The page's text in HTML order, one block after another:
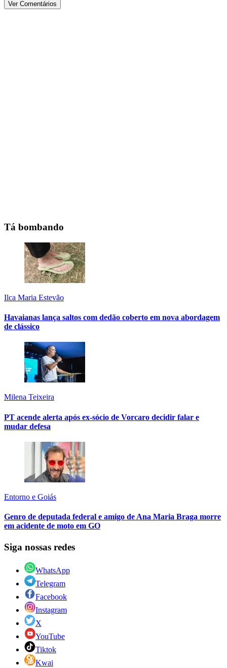
Ver Comentários
Tá bombando
Ilca Maria Estevão
Havaianas lança saltos com dedão coberto em nova abordagem
de clássico
Milena Teixeira
PT acende alerta após ex-sócio de Vorcaro decidir falar e
mudar defesa
Entorno e Goiás
Genro de deputada federal e amigo de Ana Maria Braga morre
em acidente de moto em GO
Siga nossas redes
WhatsApp
Telegram
Facebook
Instagram
X
YouTube
Tiktok
Kwai